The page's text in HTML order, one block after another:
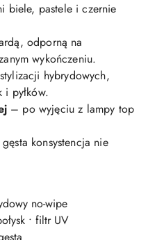
biele, pastele i czernie
odporną na
wykończeniu.
hybrydowych,
pyłków.
– po wyjęciu z lampy top
konsystencja nie
no-wipe
• filtr UV